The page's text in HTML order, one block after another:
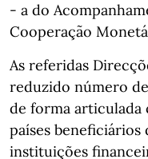
- a do
Cooperação
As referidas
reduzido número
de forma articulada
países beneficiários
instituições